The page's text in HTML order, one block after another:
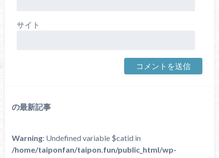
サイト
の最新記事
Warning: Undefined variable $catid in
/home/taiponfan/taipon.fun/public_html/wp-